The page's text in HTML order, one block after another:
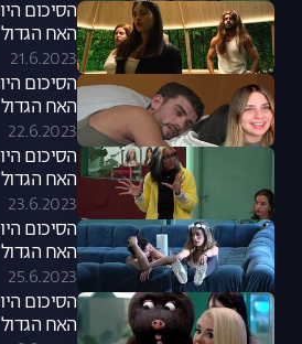
האח הגדול
21.6.2023
האח הגדול
22.6.2023
האח הגדול
23.6.2023
האח הגדול
25.6.2023
האח הגדול